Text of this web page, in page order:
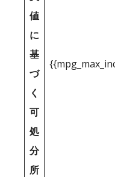
値
に
基
づ
く
可
処
分
所